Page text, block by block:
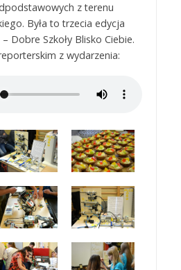
z terenu
Była to trzecia edycja
Dobre Szkoły Blisko Ciebie.
z wydarzenia: